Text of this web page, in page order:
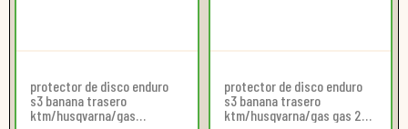
protector de disco enduro
s3 banana trasero
ktm/husqvarna/gas
protector de disco enduro
s3 banana trasero
ktm/husqvarna/gas gas 24-